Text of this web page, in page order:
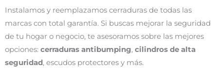
Instalamos y reemplazamos cerraduras de todas las
marcas con total garantía. Si buscas mejorar la seguridad
de tu hogar o negocio, te asesoramos sobre las mejores
opciones: cerraduras antibumping, cilindros de alta
seguridad , escudos protectores y más.